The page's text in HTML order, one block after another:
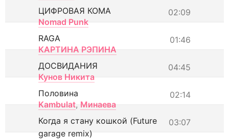
02:09
ЦИФРОВАЯ КОМА
Nomad Punk
01:46
RAGA
КАРТИНА РЭПИНА
04:45
ДОСВИДАНИЯ
Кунов Никита
02:14
Половина
Kambulat, Минаева
03:07
Когда я стану кошкой (Future
garage remix)